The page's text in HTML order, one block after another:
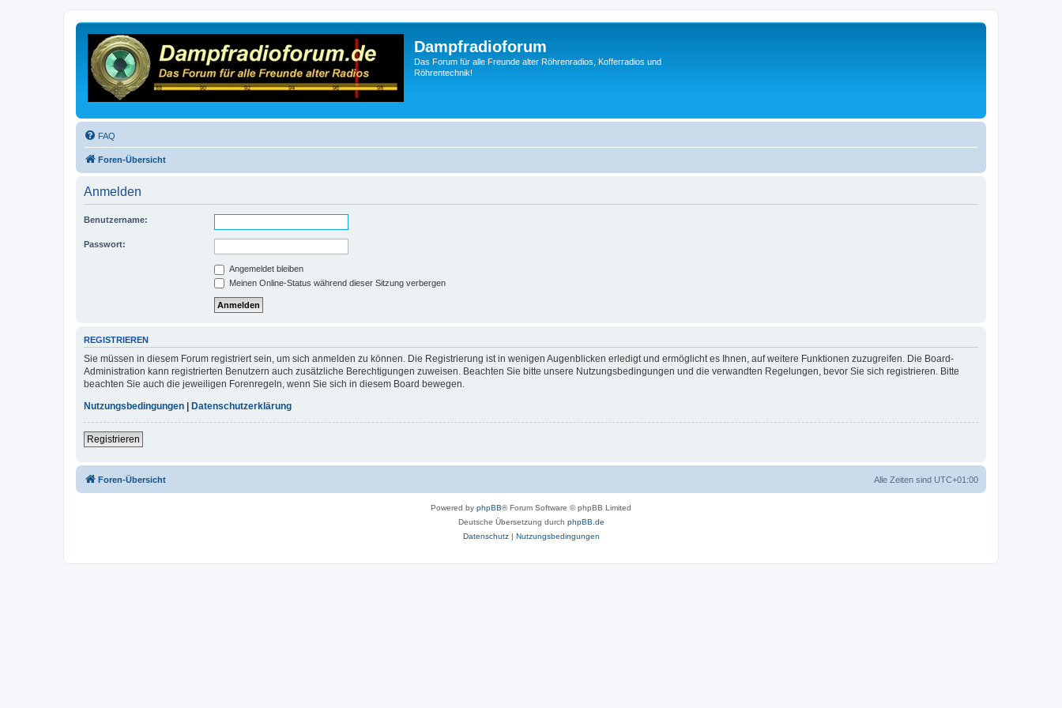
Dampfradioforum
Das Forum für alle Freunde alter Röhrenradios, Kofferradios und
Röhrentechnik!
FAQ
Foren-Übersicht
Anmelden
Benutzername:
Passwort:
Angemeldet bleiben
Meinen Online-Status während dieser Sitzung verbergen
REGISTRIEREN
Sie müssen in diesem Forum registriert sein, um sich anmelden zu können. Die Registrierung ist in wenigen Augenblicken erledigt und ermöglicht es Ihnen, auf weitere Funktionen zuzugreifen. Die Board-
Administration kann registrierten Benutzern auch zusätzliche Berechtigungen zuweisen. Beachten Sie bitte unsere Nutzungsbedingungen und die verwandten Regelungen, bevor Sie sich registrieren. Bitte
beachten Sie auch die jeweiligen Forenregeln, wenn Sie sich in diesem Board bewegen.
Nutzungsbedingungen | Datenschutzerklärung
Registrieren
Foren-Übersicht Alle Zeiten sind UTC+01:00
Powered by phpBB® Forum Software © phpBB Limited
Deutsche Übersetzung durch phpBB.de
Datenschutz| Nutzungsbedingungen